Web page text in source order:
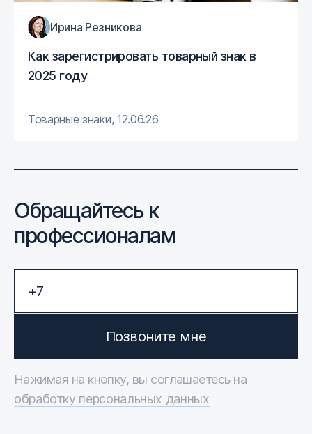
Как зарегистрировать товарный знак в
2025 году
Ирина Резникова
Товарные знаки, 12.06.26
Обращайтесь к
профессионалам
Позвоните мне
Нажимая на кнопку, вы соглашаетесь на
обработку персональных данных